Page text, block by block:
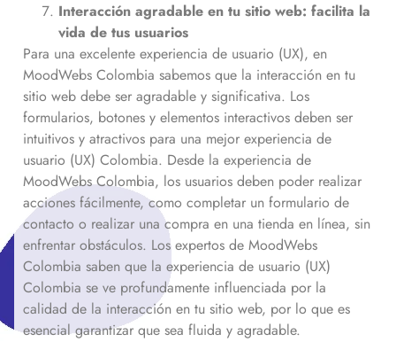
Interacción agradable en tu sitio web: facilita la
vida de tus usuarios
Para una excelente experiencia de usuario (UX), en
MoodWebs Colombia sabemos que la interacción en tu
sitio web debe ser agradable y significativa. Los
formularios, botones y elementos interactivos deben ser
intuitivos y atractivos para una mejor experiencia de
usuario (UX) Colombia. Desde la experiencia de
MoodWebs Colombia, los usuarios deben poder realizar
acciones fácilmente, como completar un formulario de
contacto o realizar una compra en una tienda en línea, sin
enfrentar obstáculos. Los expertos de MoodWebs
Colombia saben que la experiencia de usuario (UX)
Colombia se ve profundamente influenciada por la
calidad de la interacción en tu sitio web, por lo que es
esencial garantizar que sea fluida y agradable.